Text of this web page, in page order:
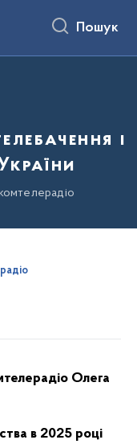
Пошук
і
Олега
в 2025 році